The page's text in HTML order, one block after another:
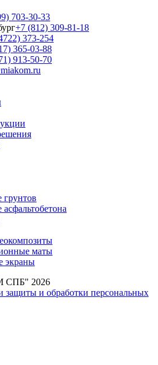
703-30-33
+7 (812) 309-81-18
373-254
365-03-88
913-50-70
маты
экраны
2026
защиты и обработки персональных